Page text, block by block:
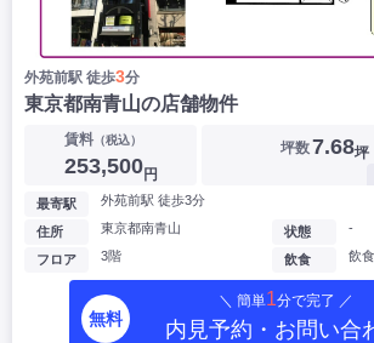
外苑前駅 徒歩3分
東京都南青山の店舗物件
賃料（税込）
253,500円
坪数7.68坪
最寄駅 外苑前駅 徒歩3分
住所 東京都南青山
フロア 3階
状態 -
飲食 飲
無料
＼ 簡単1分で完了 ／
内見予約・お問い合